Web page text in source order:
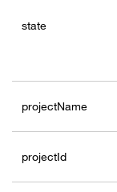
state
projectName
projectId